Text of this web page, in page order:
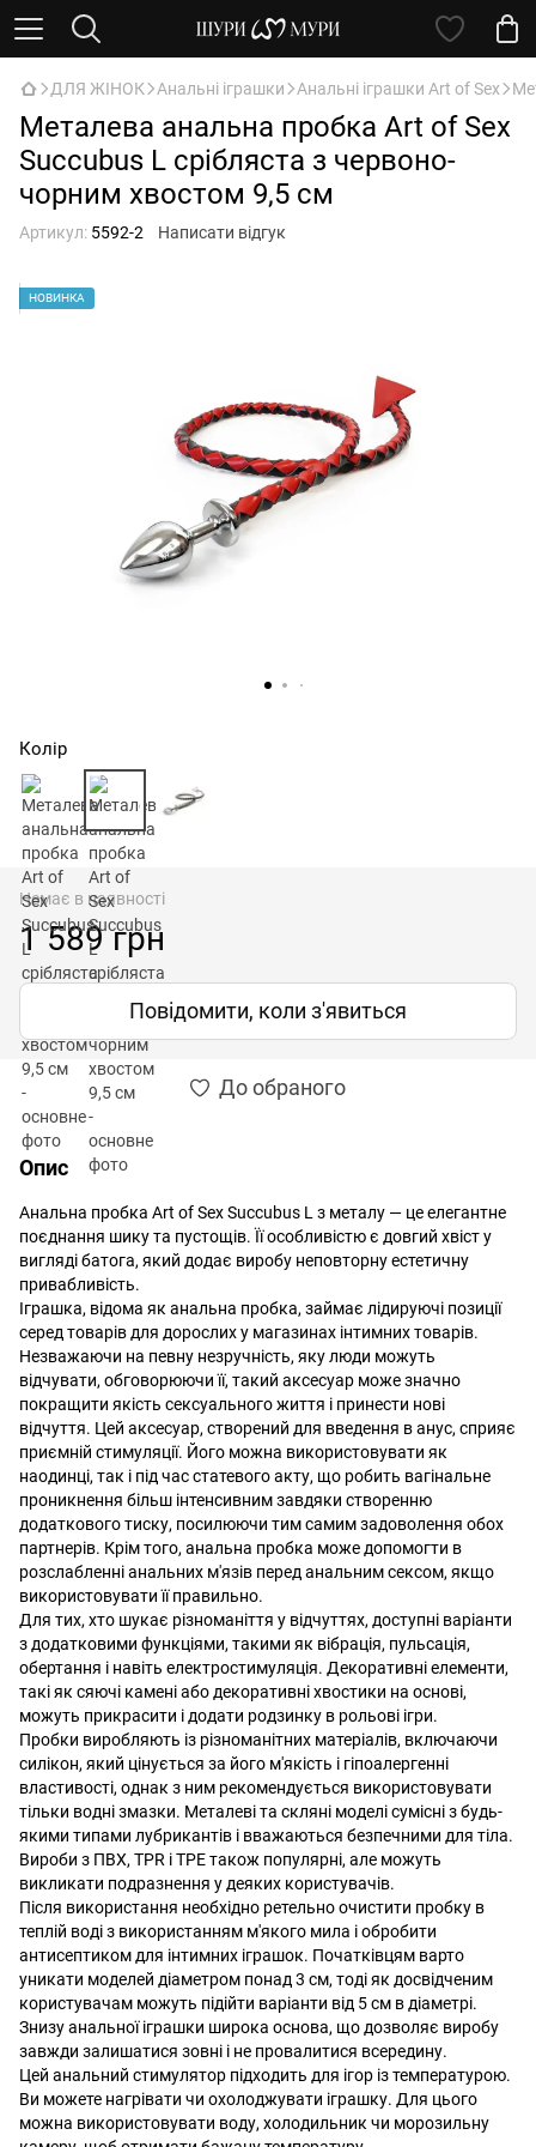
ДЛЯ ЖІНОК Анальні іграшки Анальні іграшки Art of Sex
Металева анальна пробка Art of Sex
Succubus L срібляста з червоно-
чорним хвостом 9,5 см
Артикул: 5592-2 Написати відгук
НОВИНКА
Колір
Немає в наявності
1 589 грн
Повідомити, коли з'явиться
До обраного
Опис
Анальна пробка Art of Sex Succubus L з металу — це елегантне
поєднання шику та пустощів. Її особливістю є довгий хвіст у
вигляді батога, який додає виробу неповторну естетичну
привабливість.
Іграшка, відома як анальна пробка, займає лідируючі позиції
серед товарів для дорослих у магазинах інтимних товарів.
Незважаючи на певну незручність, яку люди можуть
відчувати, обговорюючи її, такий аксесуар може значно
покращити якість сексуального життя і принести нові
відчуття. Цей аксесуар, створений для введення в анус, сприяє
приємній стимуляції. Його можна використовувати як
наодинці, так і під час статевого акту, що робить вагінальне
проникнення більш інтенсивним завдяки створенню
додаткового тиску, посилюючи тим самим задоволення обох
партнерів. Крім того, анальна пробка може допомогти в
розслабленні анальних м'язів перед анальним сексом, якщо
використовувати її правильно.
Для тих, хто шукає різноманіття у відчуттях, доступні варіанти
з додатковими функціями, такими як вібрація, пульсація,
обертання і навіть електростимуляція. Декоративні елементи,
такі як сяючі камені або декоративні хвостики на основі,
можуть прикрасити і додати родзинку в рольові ігри.
Пробки виробляють із різноманітних матеріалів, включаючи
силікон, який цінується за його м'якість і гіпоалергенні
властивості, однак з ним рекомендується використовувати
тільки водні змазки. Металеві та скляні моделі сумісні з будь-
якими типами лубрикантів і вважаються безпечними для тіла.
Вироби з ПВХ, TPR і TPE також популярні, але можуть
викликати подразнення у деяких користувачів.
Після використання необхідно ретельно очистити пробку в
теплій воді з використанням м'якого мила і обробити
антисептиком для інтимних іграшок. Початківцям варто
уникати моделей діаметром понад 3 см, тоді як досвідченим
користувачам можуть підійти варіанти від 5 см в діаметрі.
Знизу анальної іграшки широка основа, що дозволяє виробу
завжди залишатися зовні і не провалитися всередину.
Цей анальний стимулятор підходить для ігор із температурою.
Ви можете нагрівати чи охолоджувати іграшку. Для цього
можна використовувати воду, холодильник чи морозильну